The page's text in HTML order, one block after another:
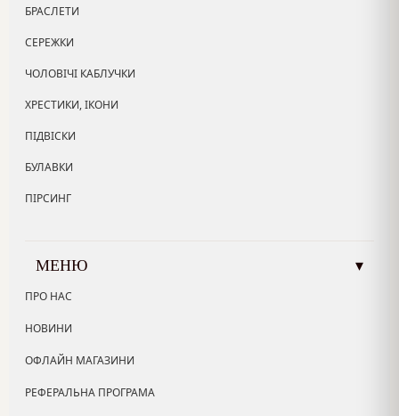
БРАСЛЕТИ
СЕРЕЖКИ
ЧОЛОВІЧІ КАБЛУЧКИ
ХРЕСТИКИ, ІКОНИ
ПІДВІСКИ
БУЛАВКИ
ПІРСИНГ
МЕНЮ ▾
ПРО НАС
НОВИНИ
ОФЛАЙН МАГАЗИНИ
РЕФЕРАЛЬНА ПРОГРАМА